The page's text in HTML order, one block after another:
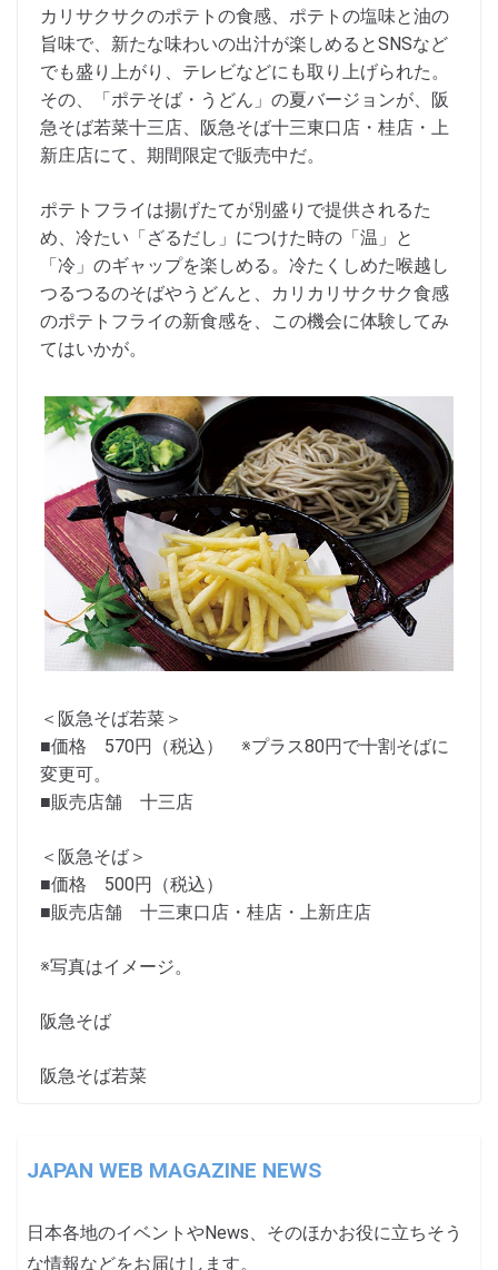
カリサクサクのポテトの食感、ポテトの塩味と油の
旨味で、新たな味わいの出汁が楽しめるとSNSなど
でも盛り上がり、テレビなどにも取り上げられた。
その、「ポテそば・うどん」の夏バージョンが、阪
急そば若菜十三店、阪急そば十三東口店・桂店・上
新庄店にて、期間限定で販売中だ。
ポテトフライは揚げたてが別盛りで提供されるた
め、冷たい「ざるだし」につけた時の「温」と
「冷」のギャップを楽しめる。冷たくしめた喉越し
つるつるのそばやうどんと、カリカリサクサク食感
のポテトフライの新食感を、この機会に体験してみ
てはいかが。
＜阪急そば若菜＞
■価格 570円（税込） ※プラス80円で十割そばに
変更可。
■販売店舗 十三店
＜阪急そば＞
■価格 500円（税込）
■販売店舗 十三東口店・桂店・上新庄店
※写真はイメージ。
阪急そば
阪急そば若菜
JAPAN WEB MAGAZINE NEWS
日本各地のイベントやNews、そのほかお役に立ちそう
な情報などをお届けします。